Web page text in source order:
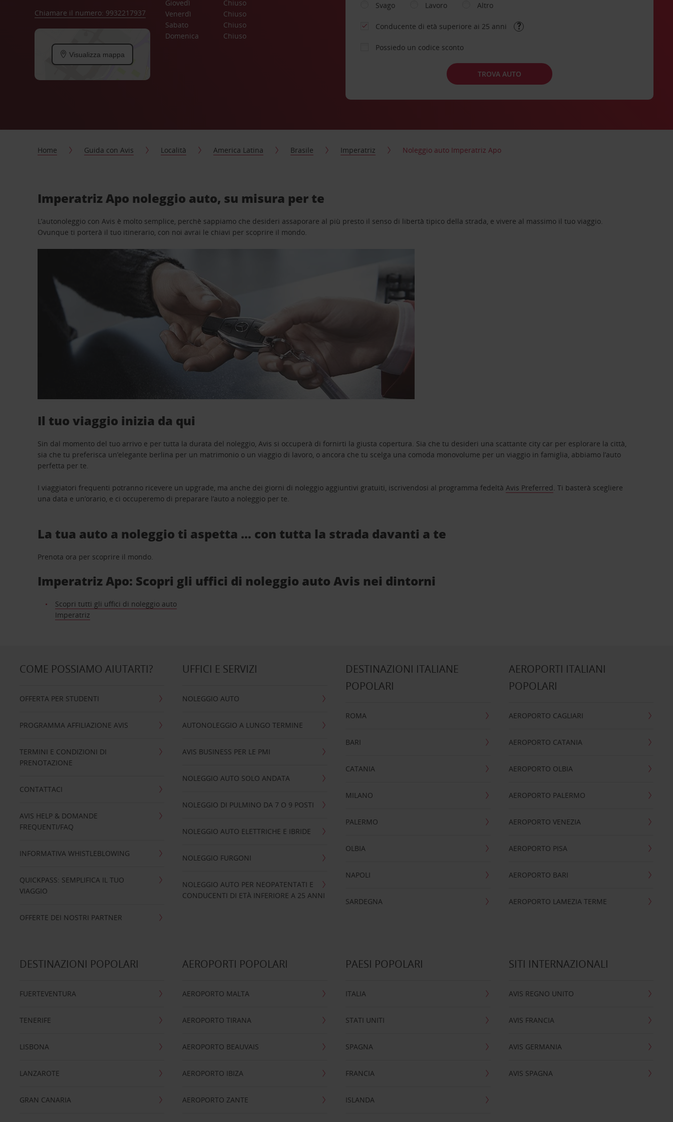
Chiamare il numero: 9932217937
Visualizza mappa
Giovedì
Chiuso
Venerdì
Chiuso
Sabato
Chiuso
Domenica
Chiuso
Svago
Lavoro Altro
Conducente di età superiore ai 25 anni
Possiedo un codice sconto
TROVA AUTO
Home Guida con Avis Località America Latina Brasile Imperatriz Noleggio auto Imperatriz Apo
Imperatriz Apo noleggio auto, su misura per te
L’autonoleggio con Avis è molto semplice, perchè sappiamo che desideri assaporare al più presto il senso di libertà tipico della strada, e vivere al massimo il tuo viaggio.
Ovunque ti porterà il tuo itinerario, con noi avrai le chiavi per scoprire il mondo.
Il tuo viaggio inizia da qui
Sin dal momento del tuo arrivo e per tutta la durata del noleggio, Avis si occuperà di fornirti la giusta copertura. Sia che tu desideri una scattante city car per esplorare la città,
sia che tu preferisca un’elegante berlina per un matrimonio o un viaggio di lavoro, o ancora che tu scelga una comoda monovolume per un viaggio in famiglia, abbiamo l’auto
perfetta per te.
I viaggiatori frequenti potranno ricevere un upgrade, ma anche dei giorni di noleggio aggiuntivi gratuiti, iscrivendosi al programma fedeltàAvis Preferred. Ti basterà scegliere
una data e un’orario, e ci occuperemo di preparare l’auto a noleggio per te.
La tua auto a noleggio ti aspetta … con tutta la strada davanti a te
Prenota ora per scoprire il mondo.
Imperatriz Apo: Scopri gli uffici di noleggio auto Avis nei dintorni
Scopri tutti gli uffici di noleggio auto
Imperatriz
COME POSSIAMO AIUTARTI?
OFFERTA PER STUDENTI
PROGRAMMA AFFILIAZIONE AVIS
TERMINI E CONDIZIONI DI
PRENOTAZIONE
CONTATTACI
AVIS HELP & DOMANDE
FREQUENTI/FAQ
INFORMATIVA WHISTLEBLOWING
QUICKPASS: SEMPLIFICA IL TUO
VIAGGIO
OFFERTE DEI NOSTRI PARTNER
UFFICI E SERVIZI
NOLEGGIO AUTO
AUTONOLEGGIO A LUNGO TERMINE
AVIS BUSINESS PER LE PMI
NOLEGGIO AUTO SOLO ANDATA
NOLEGGIO DI PULMINO DA 7 O 9 POSTI
NOLEGGIO AUTO ELETTRICHE E IBRIDE
NOLEGGIO FURGONI
NOLEGGIO AUTO PER NEOPATENTATI E
CONDUCENTI DI ETÀ INFERIORE A 25 ANNI
DESTINAZIONI ITALIANE
POPOLARI
ROMA
BARI
CATANIA
MILANO
PALERMO
OLBIA
NAPOLI
SARDEGNA
AEROPORTI ITALIANI
POPOLARI
AEROPORTO CAGLIARI
AEROPORTO CATANIA
AEROPORTO OLBIA
AEROPORTO PALERMO
AEROPORTO VENEZIA
AEROPORTO PISA
AEROPORTO BARI
AEROPORTO LAMEZIA TERME
DESTINAZIONI POPOLARI
FUERTEVENTURA
TENERIFE
LISBONA
LANZAROTE
GRAN CANARIA
AEROPORTI POPOLARI
AEROPORTO MALTA
AEROPORTO TIRANA
AEROPORTO BEAUVAIS
AEROPORTO IBIZA
AEROPORTO ZANTE
PAESI POPOLARI
ITALIA
STATI UNITI
SPAGNA
FRANCIA
ISLANDA
SITI INTERNAZIONALI
AVIS REGNO UNITO
AVIS FRANCIA
AVIS GERMANIA
AVIS SPAGNA